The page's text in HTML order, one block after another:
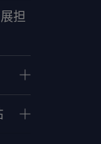
担